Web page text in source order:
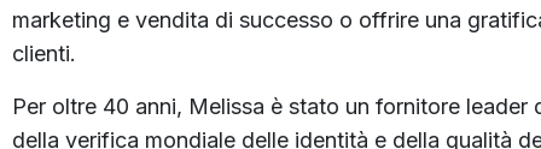
marketing e vendita di successo o offrire una
clienti.
Per oltre 40 anni, Melissa è stato un fornitore leader
della verifica mondiale delle identità e della qualità